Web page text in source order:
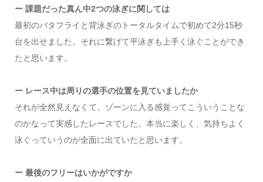
ー 課題だった真ん中2つの泳ぎに関しては
最初のバタフライと背泳ぎのトータルタイムで初めて2分15秒
台を出せました。それに繋げて平泳ぎも上手く泳ぐことができ
たと思います。
ー レース中は周りの選手の位置を見ていましたか
それが全然見えなくて。ゾーンに入る感覚ってこういうことな
のかなって実感したレースでした。本当に楽しく、気持ちよく
泳ぐっていうのが全面に出ていたと思います。
ー 最後のフリーはいかがですか